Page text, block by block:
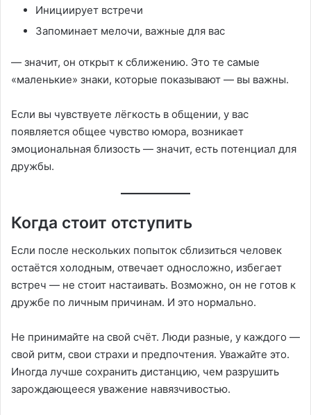
Инициирует встречи
Запоминает мелочи, важные для вас
— значит, он открыт к сближению. Это те самые
«маленькие» знаки, которые показывают — вы важны.
Если вы чувствуете лёгкость в общении, у вас
появляется общее чувство юмора, возникает
эмоциональная близость — значит, есть потенциал для
дружбы.
Когда стоит отступить
Если после нескольких попыток сблизиться человек
остаётся холодным, отвечает односложно, избегает
встреч — не стоит настаивать. Возможно, он не готов к
дружбе по личным причинам. И это нормально.
Не принимайте на свой счёт. Люди разные, у каждого —
свой ритм, свои страхи и предпочтения. Уважайте это.
Иногда лучше сохранить дистанцию, чем разрушить
зарождающееся уважение навязчивостью.